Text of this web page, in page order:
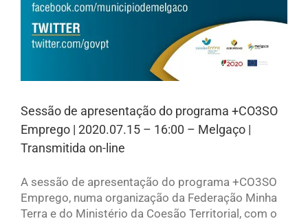
Sessão de apresentação do programa +CO3SO
Emprego | 2020.07.15 – 16:00 – Melgaço |
Transmitida on-line
A sessão de apresentação do programa +CO3SO
Emprego, numa organização da Federação Minha
Terra e do Ministério da Coesão Territorial, com o